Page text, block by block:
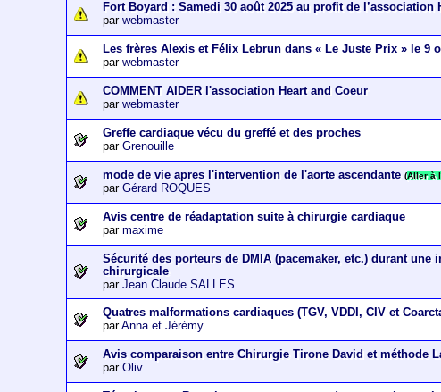
Fort Boyard : Samedi 30 août 2025 au profit de l’association
parwebmaster
Les frères Alexis et Félix Lebrun dans « Le Juste Prix » le 9
parwebmaster
COMMENT AIDER l'association Heart and Coeur
parwebmaster
Greffe cardiaque vécu du greffé et des proches
parGrenouille
mode de vie apres l'intervention de l'aorte ascendante (Aller à
parGérard ROQUES
Avis centre de réadaptation suite à chirurgie cardiaque
parmaxime
Sécurité des porteurs de DMIA (pacemaker, etc.) durant une
chirurgicale
parJean Claude SALLES
Quatres malformations cardiaques (TGV, VDDI, CIV et
parAnna et Jérémy
Avis comparaison entre Chirurgie Tirone David et méthode
parOliv